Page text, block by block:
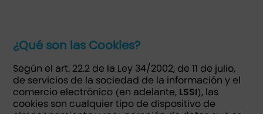
¿Qué son las Cookies?
Según el art. 22.2 de la Ley 34/2002, de 11 de julio,
de servicios de la sociedad de la información y el
comercio electrónico (en adelante, LSSI), las
cookies son cualquier tipo de dispositivo de